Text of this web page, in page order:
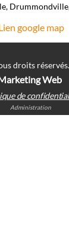
Drummondville,
google map
droits
Web
de
Administration